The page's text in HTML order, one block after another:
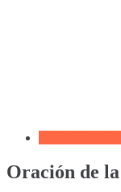
Oración de